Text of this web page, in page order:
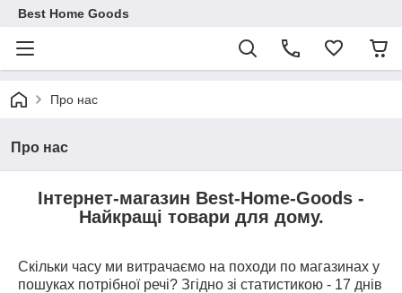
Best Home Goods
Про нас
Про нас
Інтернет-магазин Best-Home-Goods -
Найкращі товари для дому.
Скільки часу ми витрачаємо на походи по магазинах у
пошуках потрібної речі? Згідно зі статистикою - 17 днів